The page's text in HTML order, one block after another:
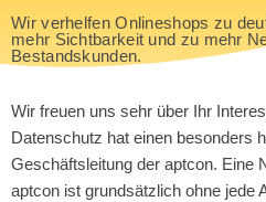
Wir verhelfen Onlineshops zu
mehr Sichtbarkeit und zu mehr
Bestandskunden.
Wir freuen uns sehr über Ihr
Datenschutz hat einen besonders
Geschäftsleitung der aptcon. Eine
aptcon ist grundsätzlich ohne jede